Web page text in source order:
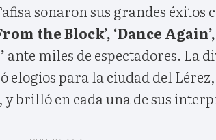
sonaron sus grandes éxitos
the Block’, ‘Dance
ante miles de espectadores. La
elogios para la ciudad del Lérez,
y brilló en cada una de sus